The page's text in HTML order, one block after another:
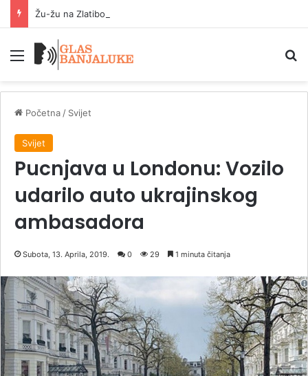
Meni
Početna / Svijet
Svijet
Pucnjava u Londonu: Vozilo
udarilo auto ukrajinskog
ambasadora
Subota, 13. Aprila, 2019. 0 29 1 minuta čitanja